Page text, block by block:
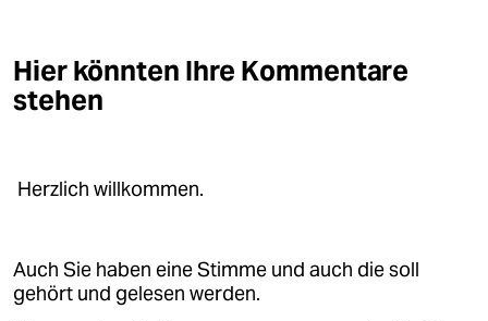
genossenschaft
epaper login
Hier könnten Ihre Kommentare
stehen
Herzlich willkommen.
Auch Sie haben eine Stimme und auch die soll
gehört und gelesen werden.